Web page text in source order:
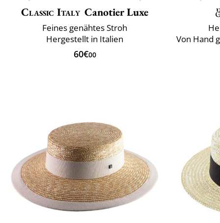
Classic Italy Canotier Luxe
Feines genähtes Stroh
Hergestellt in Italien
60€00
Von Hand